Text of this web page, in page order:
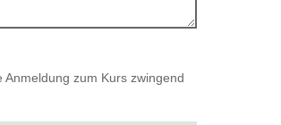
zum Kurs zwingend